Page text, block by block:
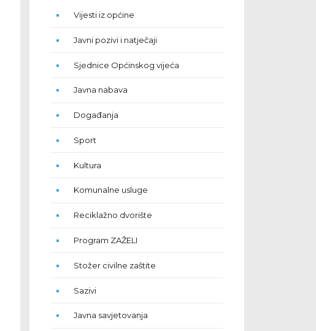
Vijesti iz općine
Javni pozivi i natječaji
Sjednice Općinskog vijeća
Javna nabava
Događanja
Sport
Kultura
Komunalne usluge
Reciklažno dvorište
Program ZAŽELI
Stožer civilne zaštite
Sazivi
Javna savjetovanja